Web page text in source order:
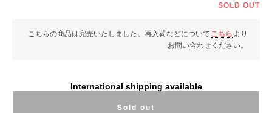
SOLD OUT
こちらの商品は完売いたしました。再入荷などについて こちら より
お問い合わせください。
International shipping available
Sold out